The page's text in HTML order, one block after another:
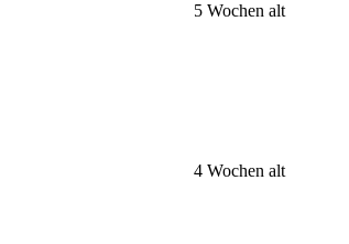
5 Wochen alt
4 Wochen alt